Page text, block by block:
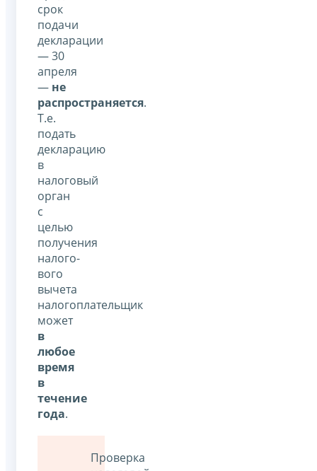
срок
подачи
декларации
— 30
апреля
— не
распространяется.
Т.е.
подать
декларацию
в
налоговый
орган
с
целью
получения
налого­
вого
вычета
налогоплательщик
может
в
любое
время
в
течение
года.
Проверка